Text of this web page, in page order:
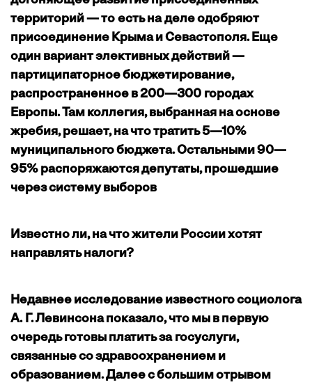
территорий — то есть на деле одобряют
присоединение Крыма и Севастополя. Еще
один вариант элективных действий —
партиципаторное бюджетирование,
распространенное в 200—300 городах
Европы. Там коллегия, выбранная на основе
жребия, решает, на что тратить 5—10%
муниципального бюджета. Остальными 90—
95% распоряжаются депутаты, прошедшие
через систему выборов
Известно ли, на что жители России хотят
направлять налоги?
Недавнее исследование известного социолога
А. Г. Левинсона показало, что мы в первую
очередь готовы платить за госуслуги,
связанные со здравоохранением и
образованием. Далее с большим отрывом